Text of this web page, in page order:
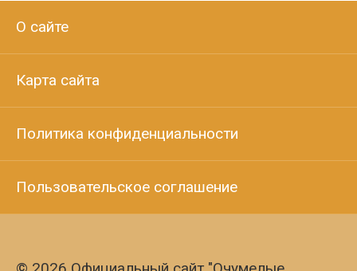
О сайте
Карта сайта
Политика конфиденциальности
Пользовательское соглашение